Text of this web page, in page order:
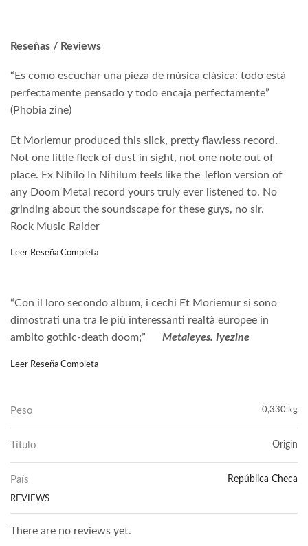
Reseñas / Reviews
“Es como escuchar una pieza de música clásica: todo está
perfectamente pensado y todo encaja perfectamente”
(Phobia zine)
Et Moriemur produced this slick, pretty flawless record.
Not one little fleck of dust in sight, not one note out of
place. Ex Nihilo In Nihilum feels like the Teflon version of
any Doom Metal record yours truly ever listened to. No
grinding about the soundscape for these guys, no sir.
Rock Music Raider
Leer Reseña Completa
“Con il loro secondo album, i cechi Et Moriemur si sono
dimostrati una tra le più interessanti realtà europee in
ambito gothic-death doom;” Metaleyes. Iyezine
Leer Reseña Completa
Peso 0,330 kg
Título Origin
País República Checa
REVIEWS
There are no reviews yet.